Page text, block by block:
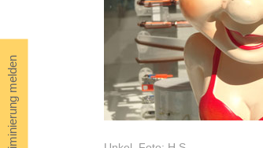
Diskriminierung melden